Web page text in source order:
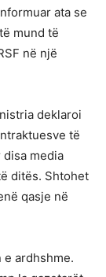
ata se
mund të
në një
deklaroi
të
disa media
ditës. Shtohet
qasje në
e ardhshme.